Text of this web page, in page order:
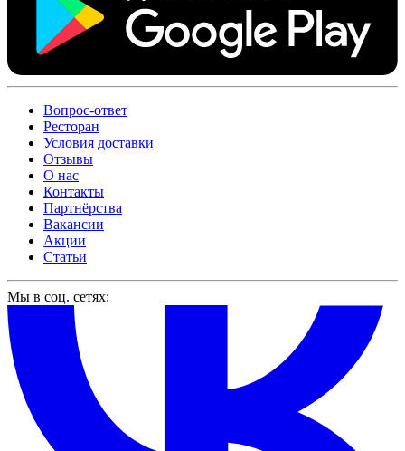
Вопрос-ответ
Ресторан
Условия доставки
Отзывы
О нас
Контакты
Партнёрства
Вакансии
Акции
Статьи
Мы в соц. сетях: